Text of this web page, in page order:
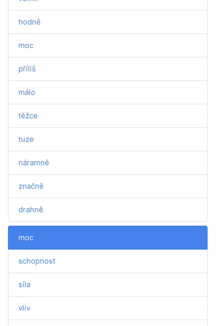
hodně
moc
příliš
málo
těžce
tuze
náramně
značně
drahně
moc
schopnost
síla
vliv